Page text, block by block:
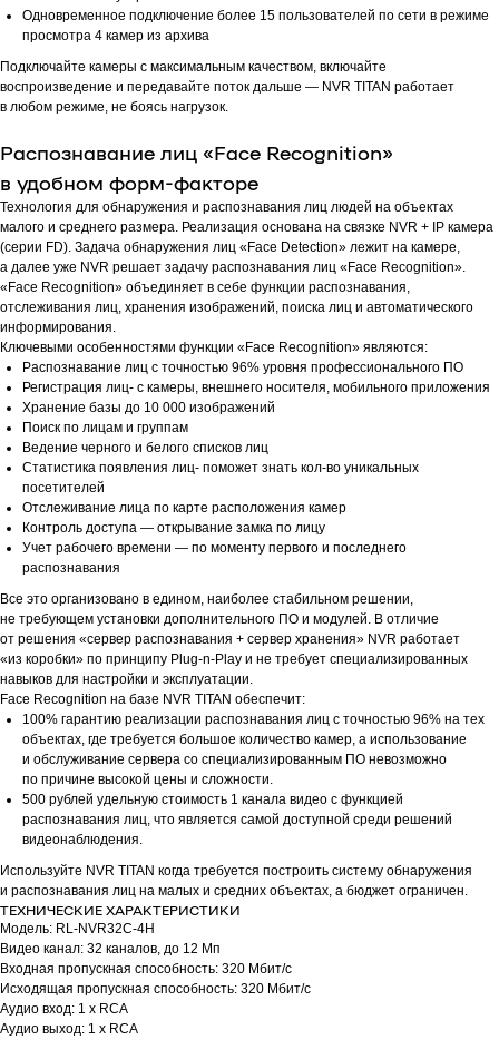
Одновременное подключение более 15 пользователей по сети в режиме
просмотра 4 камер из архива
Подключайте камеры с максимальным качеством, включайте
воспроизведение и передавайте поток дальше — NVR TITAN работает
в любом режиме, не боясь нагрузок.
Распознавание лиц «Face Recognition»
в удобном форм-факторе
Технология для обнаружения и распознавания лиц людей на объектах
малого и среднего размера. Реализация основана на связке NVR + IP камера
(серии FD). Задача обнаружения лиц «Face Detection» лежит на камере,
а далее уже NVR решает задачу распознавания лиц «Face Recognition».
«Face Recognition» объединяет в себе функции распознавания,
отслеживания лиц, хранения изображений, поиска лиц и автоматического
информирования.
Ключевыми особенностями функции «Face Recognition» являются:
Распознавание лиц с точностью 96% уровня профессионального ПО
Регистрация лиц- с камеры, внешнего носителя, мобильного приложения
Хранение базы до 10 000 изображений
Поиск по лицам и группам
Ведение черного и белого списков лиц
Статистика появления лиц- поможет знать кол-во уникальных
посетителей
Отслеживание лица по карте расположения камер
Контроль доступа — открывание замка по лицу
Учет рабочего времени — по моменту первого и последнего
распознавания
Все это организовано в едином, наиболее стабильном решении,
не требующем установки дополнительного ПО и модулей. В отличие
от решения «сервер распознавания + сервер хранения» NVR работает
«из коробки» по принципу Plug-n-Play и не требует специализированных
навыков для настройки и эксплуатации.
Face Recognition на базе NVR TITAN обеспечит:
100% гарантию реализации распознавания лиц с точностью 96% на тех
объектах, где требуется большое количество камер, а использование
и обслуживание сервера со специализированным ПО невозможно
по причине высокой цены и сложности.
500 рублей удельную стоимость 1 канала видео с функцией
распознавания лиц, что является самой доступной среди решений
видеонаблюдения.
Используйте NVR TITAN когда требуется построить систему обнаружения
и распознавания лиц на малых и средних объектах, а бюджет ограничен.
ТЕХНИЧЕСКИЕ ХАРАКТЕРИСТИКИ
Модель: RL-NVR32C-4H
Видео канал: 32 каналов, до 12 Мп
Входная пропускная способность: 320 Мбит/c
Исходящая пропускная способность: 320 Мбит/c
Аудио вход: 1 x RCA
Аудио выход: 1 x RCA